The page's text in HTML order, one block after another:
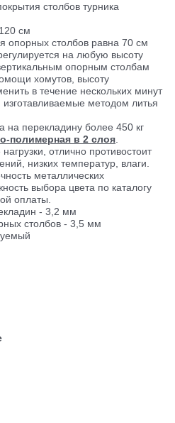
столбов турника
см
опорных столбов равна 70 см
на любую высоту
опорным столбам
хомутов, высоту
в течение нескольких минут
методом литья
на перекладину более 450 кг
полимерная в 2 слоя.
отлично противостоит
низких температур, влаги.
металлических
выбора цвета по каталогу
оплаты.
- 3,2 мм
столбов - 3,5 мм